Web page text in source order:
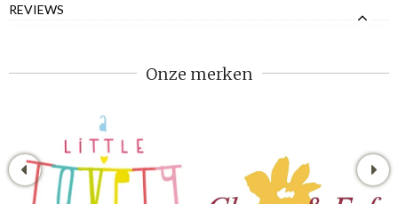
REVIEWS
Onze merken